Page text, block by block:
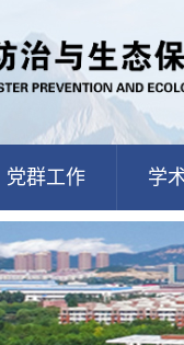
党群工作 学